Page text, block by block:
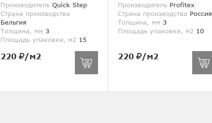
Производитель Quick Step
Страна производства
Бельгия
Толщина, мм 3
Площадь упаковки, м2 15
220 /м2
Производитель Profitex
Страна производства Россия
Толщина, мм 3
Площадь упаковки, м2 10
220 /м2